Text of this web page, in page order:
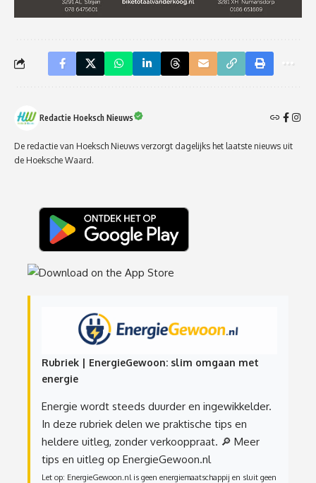
Redactie Hoeksch Nieuws
De redactie van Hoeksch Nieuws verzorgt dagelijks het laatste nieuws uit
de Hoeksche Waard.
Rubriek | EnergieGewoon: slim omgaan met
energie
Energie wordt steeds duurder en ingewikkelder.
In deze rubriek delen we praktische tips en
heldere uitleg, zonder verkooppraat. 🔎 Meer
tips en uitleg op EnergieGewoon.nl
Let op: EnergieGewoon.nl is geen energiemaatschappij en sluit geen